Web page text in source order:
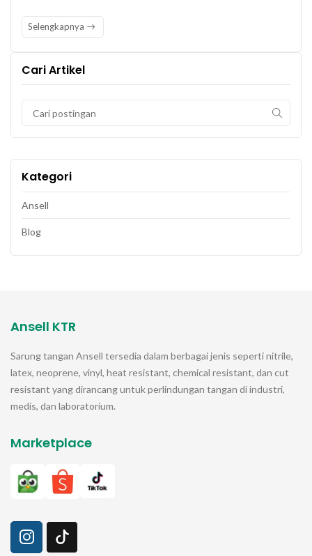
Selengkapnya
Cari Artikel
Kategori
Ansell
Blog
Ansell KTR
Sarung tangan Ansell tersedia dalam berbagai jenis seperti nitrile,
latex, neoprene, vinyl, heat resistant, chemical resistant, dan cut
resistant yang dirancang untuk perlindungan tangan di industri,
medis, dan laboratorium.
Marketplace